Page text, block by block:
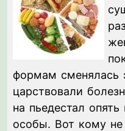
формам сменялась
царствовали
на пьедестал
особы. Вот кому